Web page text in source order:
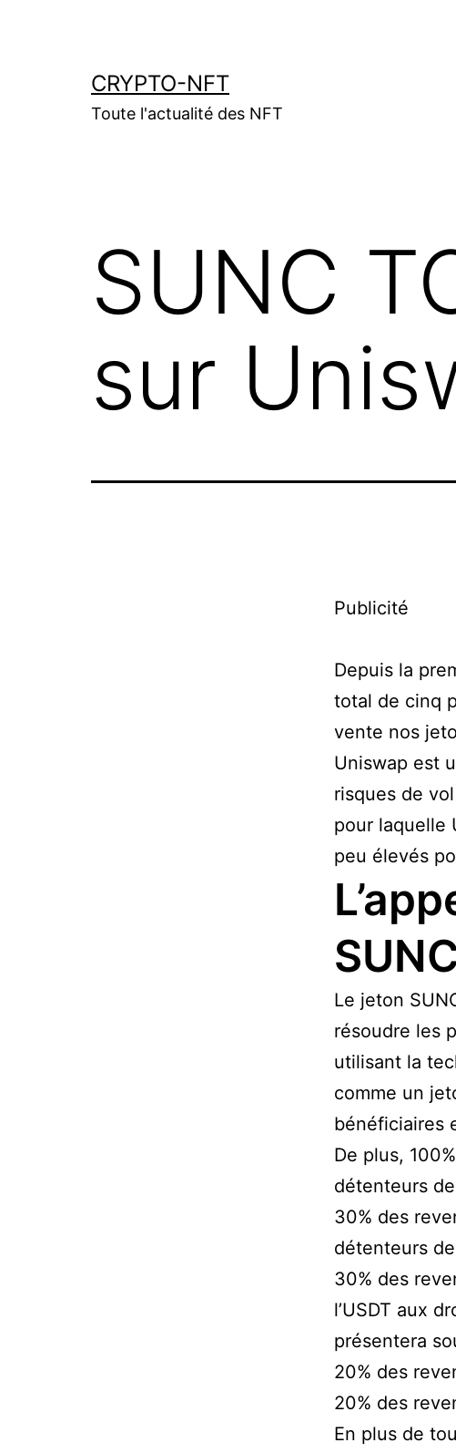
CRYPTO-NFT
Toute l'actualité des NFT
SUNC
sur
Publicité
Depuis la
total de cinq
vente nos
Uniswap est
risques de
pour laquelle
peu élevés
Le jeton
résoudre les
utilisant la
comme un
bénéficiaires
De plus,
détenteurs
30% des
détenteurs
30% des
l’USDT aux
présentera
20% des
20% des
En plus de